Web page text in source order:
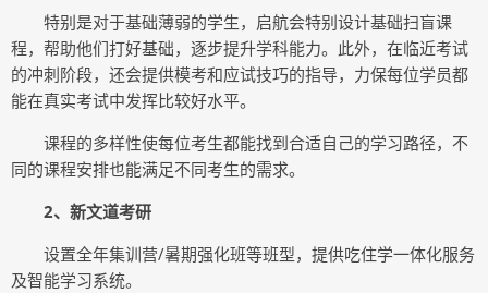
特别是对于基础薄弱的学生，启航会特别设计基础扫盲课
程，帮助他们打好基础，逐步提升学科能力。此外，在临近考试
的冲刺阶段，还会提供模考和应试技巧的指导，力保每位学员都
能在真实考试中发挥比较好水平。
课程的多样性使每位考生都能找到合适自己的学习路径，不
同的课程安排也能满足不同考生的需求。
2、新文道考研
设置全年集训营/暑期强化班等班型，提供吃住学一体化服务
及智能学习系统。‌